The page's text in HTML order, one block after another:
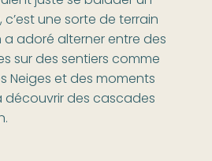
c’est une sorte de terrain
adoré alterner entre des
sur des sentiers comme
Neiges et des moments
découvrir des cascades